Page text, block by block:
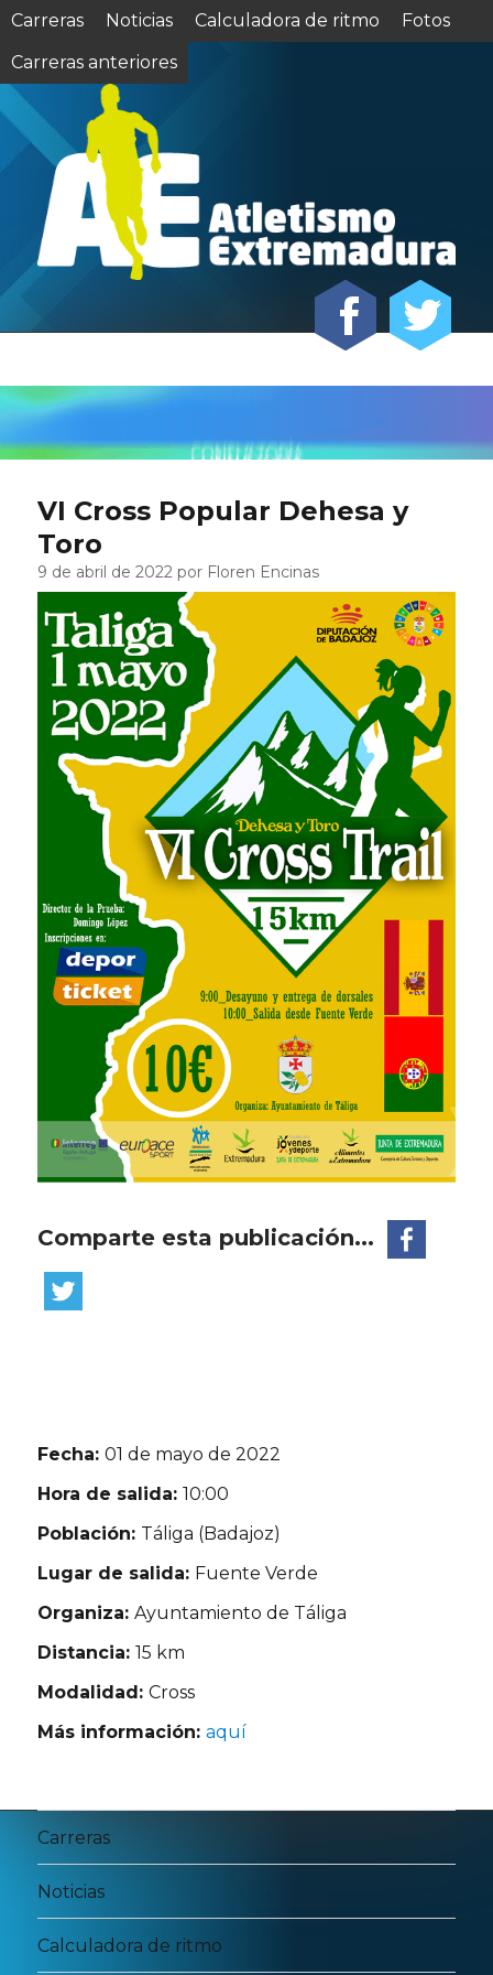
Carreras Noticias Calculadora de ritmo
Fotos
Carreras anteriores
VI Cross Popular Dehesa y
Toro
9 de abril de 2022 por Floren Encinas
Comparte esta publicación...
Fecha:01 de mayo de 2022
Hora de salida:10:00
Población: Táliga (Badajoz)
Lugar de salida: Fuente Verde
Organiza:Ayuntamiento de Táliga
Distancia:15 km
Modalidad:Cross
Más información:aquí
Carreras
Noticias
Calculadora de ritmo